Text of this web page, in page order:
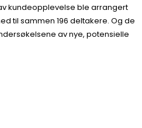
kundeopplevelse ble arrangert
til sammen 196 deltakere. Og de
av nye, potensielle